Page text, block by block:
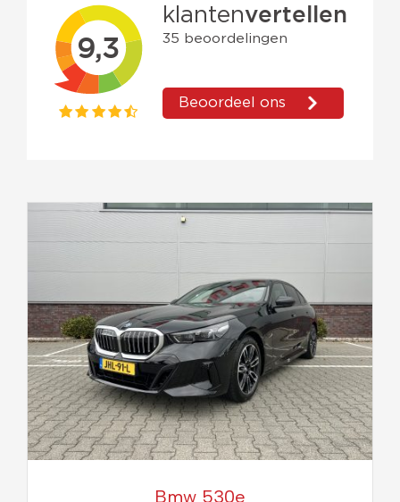
Bmw 530e